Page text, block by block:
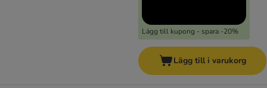
Lägg till kupong - spara -20%
Lägg till i varukorg